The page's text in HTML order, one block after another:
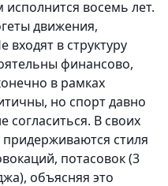
исполнится восемь лет.
движения,
входят в структуру
финансово,
в рамках
но спорт давно
согласиться. В своих
придерживаются стиля
потасовок (3
объясняя это